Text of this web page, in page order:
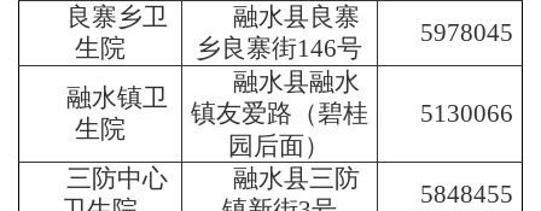
良寨乡卫
生院
融水县良寨
乡良寨街146号
5978045
融水镇卫
生院
融水县融水
镇友爱路（碧桂
园后面）
5130066
三防中心
融水县三防
5848455